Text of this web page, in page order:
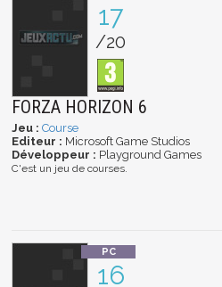
17
/20
FORZA HORIZON 6
Jeu : Course
Editeur : Microsoft Game Studios
Développeur : Playground Games
C'est un jeu de courses.
16